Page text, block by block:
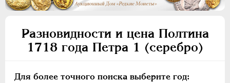
Разновидности и цена Полтина
1718 года Петра 1 (серебро)
Для более точного поиска выберите год:
ПEТР I 1699 - 1725
Серебро
Полтина